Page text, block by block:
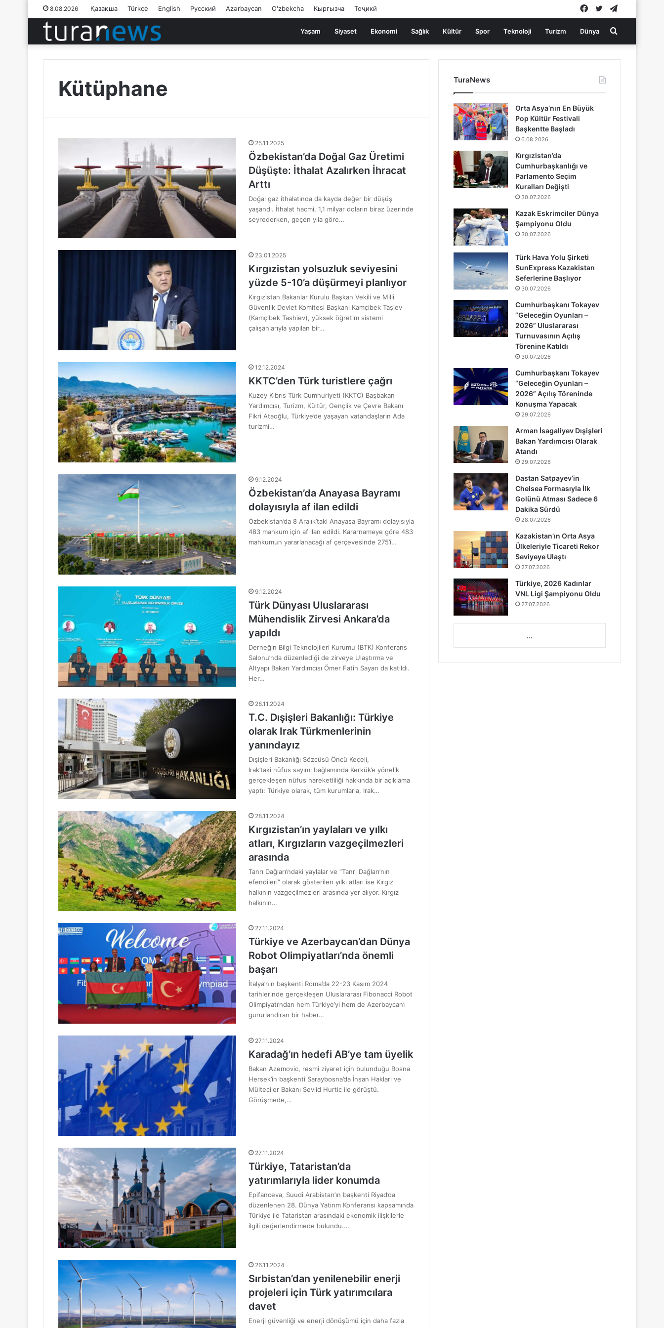
8.08.2026 Қазақша Türkçe English Русский Azərbaycan Oʻzbekcha Кыргызча Тоҷикӣ Twitter
Facebook
Yaşam Siyaset Ekonomi Sağlık Kültür Spor Teknoloji Turizm Dünya Arama
yap
Kütüphane
25.11.2025
Özbekistan’da Doğal Gaz Üretimi
Düşüşte: İthalat Azalırken İhracat
Arttı
Doğal gaz ithalatında da kayda değer bir düşüş
yaşandı. İthalat hacmi, 1,1 milyar doların biraz üzerinde
seyrederken, geçen yıla göre…
23.01.2025
Kırgızistan yolsuzluk seviyesini
yüzde 5-10’a düşürmeyi planlıyor
Kırgızistan Bakanlar Kurulu Başkan Vekili ve Millî
Güvenlik Devlet Komitesi Başkanı Kamçibek Taşiev
(Kamçibek Tashiev), yüksek öğretim sistemi
çalışanlarıyla yapılan bir…
12.12.2024
KKTC’den Türk turistlere çağrı
Kuzey Kıbrıs Türk Cumhuriyeti (KKTC) Başbakan
Yardımcısı, Turizm, Kültür, Gençlik ve Çevre Bakanı
Fikri Ataoğlu, Türkiye’de yaşayan vatandaşların Ada
turizmi…
9.12.2024
Özbekistan’da Anayasa Bayramı
dolayısıyla af ilan edildi
Özbekistan’da 8 Aralık’taki Anayasa Bayramı dolayısıyla
483 mahkum için af ilan edildi. Kararnameye göre 483
mahkumun yararlanacağı af çerçevesinde 275’i…
9.12.2024
Türk Dünyası Uluslararası
Mühendislik Zirvesi Ankara’da
yapıldı
Derneğin Bilgi Teknolojileri Kurumu (BTK) Konferans
Salonu’nda düzenlediği de zirveye Ulaştırma ve
Altyapı Bakan Yardımcısı Ömer Fatih Sayan da katıldı.
Her…
28.11.2024
T.C. Dışişleri Bakanlığı: Türkiye
olarak Irak Türkmenlerinin
yanındayız
Dışişleri Bakanlığı Sözcüsü Öncü Keçeli,
Irak’taki nüfus sayımı bağlamında Kerkük’e yönelik
gerçekleşen nüfus hareketliliği hakkında bir açıklama
yaptı: Türkiye olarak, tüm kurumlarla, Irak…
28.11.2024
Kırgızistan’ın yaylaları ve yılkı
atları, Kırgızların vazgeçilmezleri
arasında
Tanrı Dağları’ndaki yaylalar ve “Tanrı Dağları’nın
efendileri” olarak gösterilen yılkı atları ise Kırgız
halkının vazgeçilmezleri arasında yer alıyor. Kırgız
halkının…
27.11.2024
Türkiye ve Azerbaycan’dan Dünya
Robot Olimpiyatları’nda önemli
başarı
İtalya’nın başkenti Roma’da 22-23 Kasım 2024
tarihlerinde gerçekleşen Uluslararası Fibonacci Robot
Olimpiyatı’ndan hem Türkiye’yi hem de Azerbaycan’ı
gururlandıran bir haber…
27.11.2024
Karadağ’ın hedefi AB’ye tam üyelik
Bakan Azemovic, resmi ziyaret için bulunduğu Bosna
Hersek’in başkenti Saraybosna’da İnsan Hakları ve
Mülteciler Bakanı Sevlid Hurtic ile görüştü.
Görüşmede,…
27.11.2024
Türkiye, Tataristan’da
yatırımlarıyla lider konumda
Epifanceva, Suudi Arabistan’ın başkenti Riyad’da
düzenlenen 28. Dünya Yatırım Konferansı kapsamında
Türkiye ile Tataristan arasındaki ekonomik ilişkilerle
ilgili değerlendirmede bulundu.…
26.11.2024
Sırbistan’dan yenilenebilir enerji
projeleri için Türk yatırımcılara
davet
Enerji güvenliği ve enerji dönüşümü için daha fazla
TuraNews
Orta Asya’nın En Büyük
Pop Kültür Festivali
Başkentte Başladı
6.08.2026
Kırgızistan’da
Cumhurbaşkanlığı ve
Parlamento Seçim
Kuralları Değişti
30.07.2026
Kazak Eskrimciler Dünya
Şampiyonu Oldu
30.07.2026
Türk Hava Yolu Şirketi
SunExpress Kazakistan
Seferlerine Başlıyor
30.07.2026
Cumhurbaşkanı Tokayev
“Geleceğin Oyunları –
2026” Uluslararası
Turnuvasının Açılış
Törenine Katıldı
30.07.2026
Cumhurbaşkanı Tokayev
“Geleceğin Oyunları –
2026” Açılış Töreninde
Konuşma Yapacak
29.07.2026
Arman İsagaliyev Dışişleri
Bakan Yardımcısı Olarak
Atandı
29.07.2026
Dastan Satpayev’in
Chelsea Formasıyla İlk
Golünü Atması Sadece 6
Dakika Sürdü
28.07.2026
Kazakistan’ın Orta Asya
Ülkeleriyle Ticareti Rekor
Seviyeye Ulaştı
27.07.2026
Türkiye, 2026 Kadınlar
VNL Ligi Şampiyonu Oldu
27.07.2026
...